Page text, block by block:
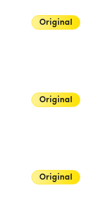
Original
Original
Original